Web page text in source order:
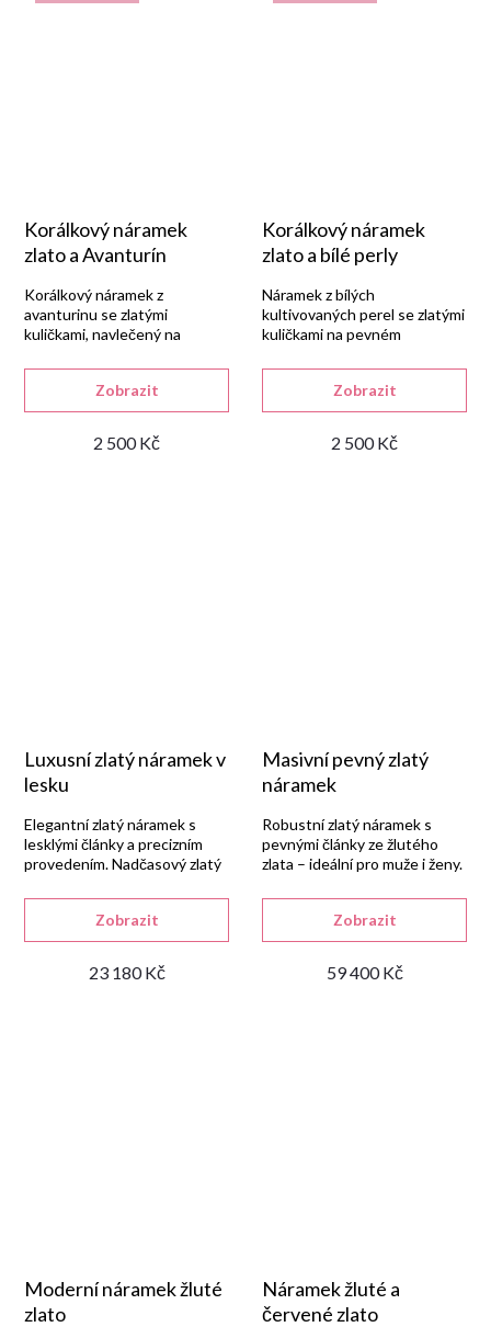
Korálkový náramek
zlato a Avanturín
2 500 Kč
Zobrazit
Korálkový náramek z
avanturinu se zlatými
kuličkami, navlečený na
Korálkový náramek
zlato a bílé perly
2 500 Kč
Zobrazit
Náramek z bílých
kultivovaných perel se zlatými
kuličkami na pevném
Luxusní zlatý náramek v
lesku
23 180 Kč
Zobrazit
Elegantní zlatý náramek s
lesklými články a precizním
provedením. Nadčasový zlatý
Masivní pevný zlatý
náramek
59 400 Kč
Zobrazit
Robustní zlatý náramek s
pevnými články ze žlutého
zlata – ideální pro muže i ženy.
Moderní náramek žluté
zlato
Náramek žluté a
červené zlato